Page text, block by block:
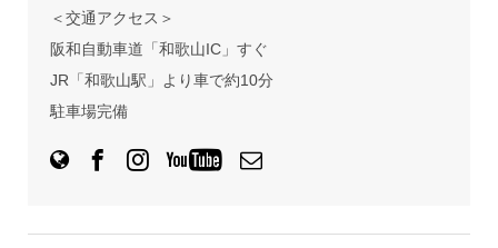
＜交通アクセス＞
阪和自動車道「和歌山IC」すぐ
JR「和歌山駅」より車で約10分
駐車場完備